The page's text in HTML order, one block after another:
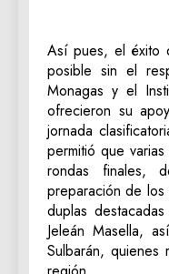
Así pues, el éxito
posible sin el
Monagas y el
ofrecieron su
jornada
permitió que
rondas finales,
preparación de los
duplas
Jeleán Masella,
Sulbarán,